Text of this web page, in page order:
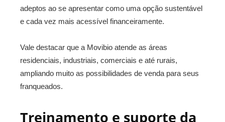
adeptos ao se apresentar como uma opção sustentável
e cada vez mais acessível financeiramente.
Vale destacar que a Movibio atende as áreas
residenciais, industriais, comerciais e até rurais,
ampliando muito as possibilidades de venda para seus
franqueados.
Treinamento e suporte da